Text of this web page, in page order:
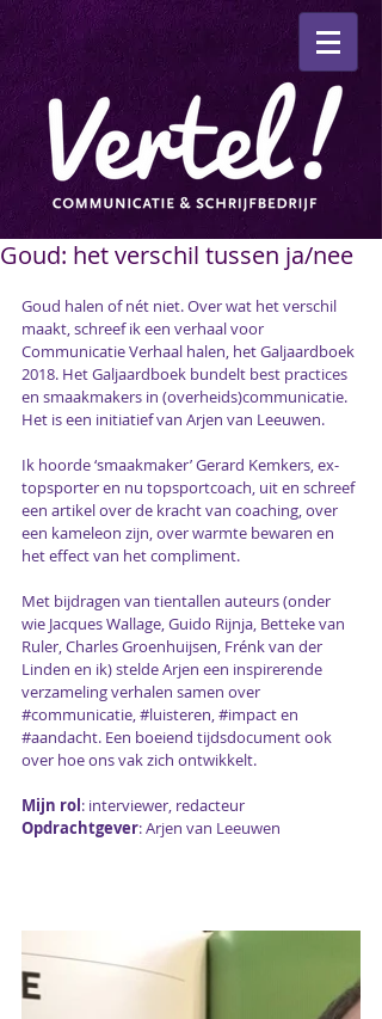
Goud: het verschil tussen ja/nee
Goud halen of nét niet. Over wat het verschil
maakt, schreef ik een verhaal voor
Communicatie Verhaal halen, het Galjaardboek
2018. Het Galjaardboek bundelt best practices
en smaakmakers in (overheids)communicatie.
Het is een initiatief van Arjen van Leeuwen.
Ik hoorde ‘smaakmaker’ Gerard Kemkers, ex-
topsporter en nu topsportcoach, uit en schreef
een artikel over de kracht van coaching, over
een kameleon zijn, over warmte bewaren en
het effect van het compliment.
Met bijdragen van tientallen auteurs (onder
wie Jacques Wallage, Guido Rijnja, Betteke van
Ruler, Charles Groenhuijsen, Frénk van der
Linden en ik) stelde Arjen een inspirerende
verzameling verhalen samen over
#communicatie, #luisteren, #impact en
#aandacht. Een boeiend tijdsdocument ook
over hoe ons vak zich ontwikkelt.
Mijn rol: interviewer, redacteur
Opdrachtgever: Arjen van Leeuwen